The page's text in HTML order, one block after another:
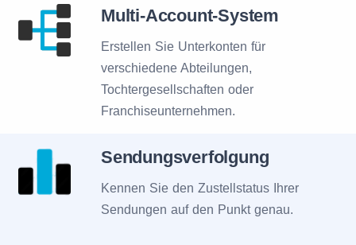
Multi-Account-System
Erstellen Sie Unterkonten für
verschiedene Abteilungen,
Tochtergesellschaften oder
Franchiseunternehmen.
Sendungsverfolgung
Kennen Sie den Zustellstatus Ihrer
Sendungen auf den Punkt genau.